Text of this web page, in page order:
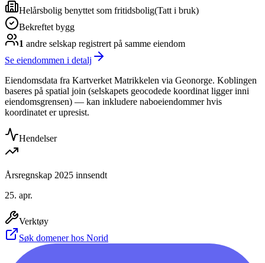
Helårsbolig benyttet som fritidsbolig(Tatt i bruk)
Bekreftet bygg
1 andre selskap registrert på samme eiendom
Se eiendommen i detalj
Eiendomsdata fra Kartverket Matrikkelen via Geonorge. Koblingen
baseres på spatial join (selskapets geocodede koordinat ligger inni
eiendomsgrensen) — kan inkludere naboeiendommer hvis
koordinatet er upresist.
Hendelser
Årsregnskap 2025 innsendt
25. apr.
Verktøy
Søk domener hos Norid